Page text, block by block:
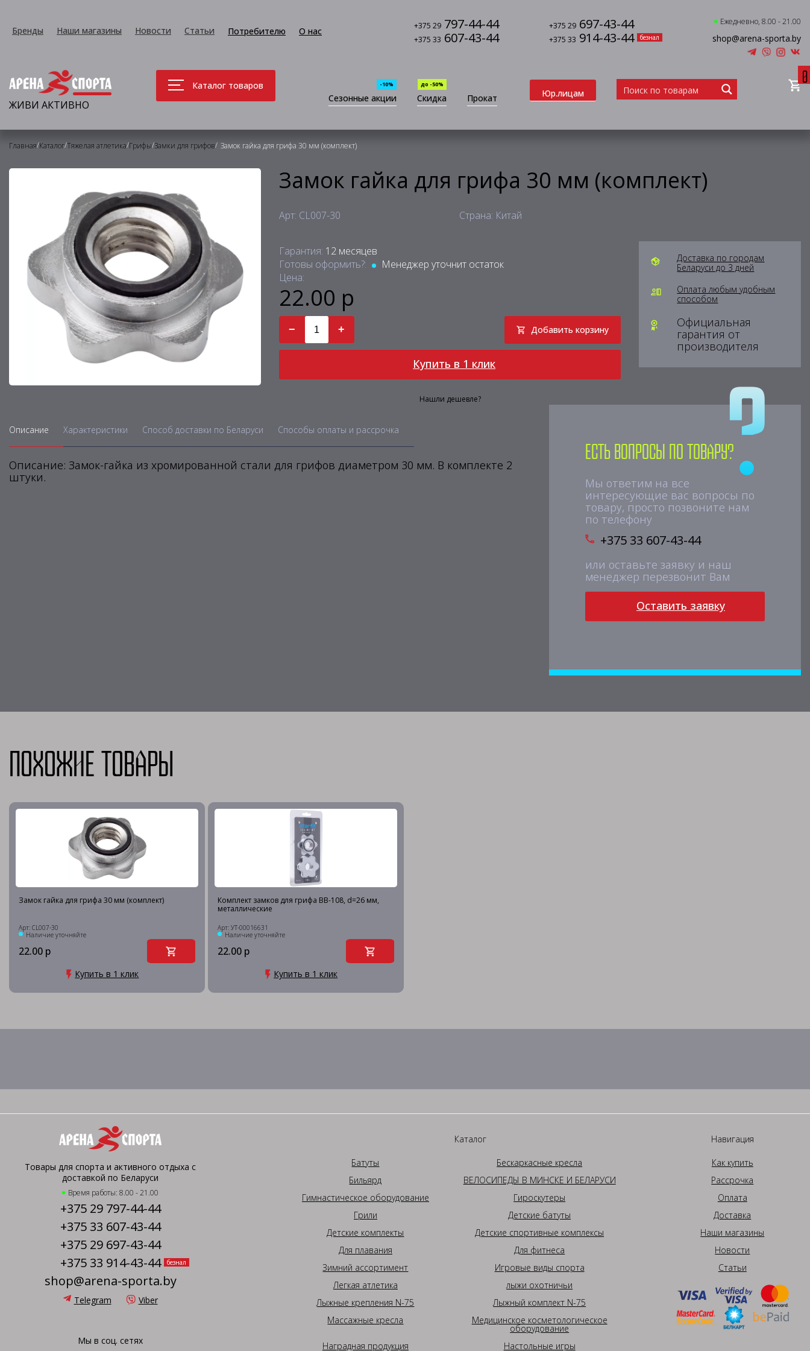
Бренды Наши магазины Новости Статьи Потребителю О нас +375 29 797-44-44 +375 29 697-43-44
+375 33 607-43-44 +375 33 914-43-44 безнал
Ежедневно, 8.00 - 21.00
shop@arena-sporta.by
ЖИВИ АКТИВНО
Каталог товаров
Сезонные акции
-10%
Скидка
до -50%
Прокат Юр.лицам
0
Главная/Каталог/Тяжелая атлетика/Грифы/Замки для грифов/ Замок гайка для грифа 30 мм (комплект)
Замок гайка для грифа 30 мм (комплект)
Арт: CL007-30 Страна: Китай
Гарантия: 12 месяцев
Готовы оформить?:
Менеджер уточнит остаток
Цена:
22.00 р
− + Добавить корзину
Купить в 1 клик
Нашли дешевле?
Доставка по городам
Беларуси до 3 дней
Оплата любым удобным
способом
Официальная
гарантия от
производителя
Описание Характеристики Способ доставки по Беларуси Способы оплаты и рассрочка
Описание: Замок-гайка из хромированной стали для грифов диаметром 30 мм. В комплекте 2
штуки.
Есть вопросы по товару?
Мы ответим на все
интересующие вас вопросы по
товару, просто позвоните нам
по телефону
+375 33 607-43-44
или оставьте заявку и наш
менеджер перезвонит Вам
Оставить заявку
Похожие товары
Замок гайка для грифа 30 мм (комплект)
Арт: CL007-30
Наличие уточняйте
22.00 р
Купить в 1 клик
Комплект замков для грифа BB-108, d=26 мм,
металлические
Арт: УТ-00016631
Наличие уточняйте
22.00 р
Купить в 1 клик
Товары для спорта и активного отдыха с
доставкой по Беларуси
Время работы: 8.00 - 21.00
+375 29 797-44-44
+375 33 607-43-44
+375 29 697-43-44
+375 33 914-43-44
безнал
shop@arena-sporta.by
Telegram Viber
Мы в соц. сетях
Каталог
Батуты
Бескаркасные кресла
Бильярд
ВЕЛОСИПЕДЫ В МИНСКЕ И БЕЛАРУСИ
Гимнастическое оборудование
Гироскутеры
Грили
Детские батуты
Детские комплекты
Детские спортивные комплексы
Для плавания
Для фитнеса
Зимний ассортимент
Игровые виды спорта
Легкая атлетика
лыжи охотничьи
Лыжные крепления N-75
Лыжный комплект N-75
Массажные кресла
Медицинское косметологическое
оборудование
Наградная продукция
Настольные игры
Навигация
Как купить
Рассрочка
Оплата
Доставка
Наши магазины
Новости
Статьи